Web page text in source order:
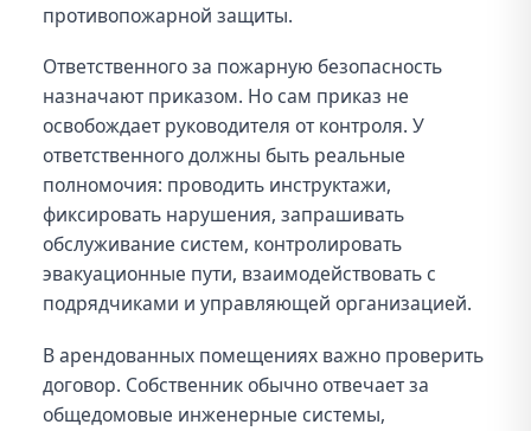
противопожарной защиты.
Ответственного за пожарную безопасность
назначают приказом. Но сам приказ не
освобождает руководителя от контроля. У
ответственного должны быть реальные
полномочия: проводить инструктажи,
фиксировать нарушения, запрашивать
обслуживание систем, контролировать
эвакуационные пути, взаимодействовать с
подрядчиками и управляющей организацией.
В арендованных помещениях важно проверить
договор. Собственник обычно отвечает за
общедомовые инженерные системы,